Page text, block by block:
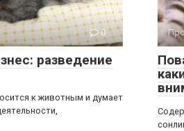
0
разведение
к животным и думает